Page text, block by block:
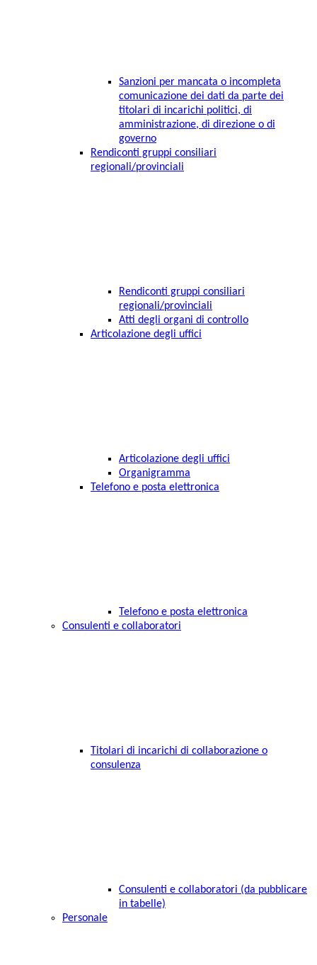
Sanzioni per mancata o incompleta
comunicazione dei dati da parte dei
titolari di incarichi politici, di
amministrazione, di direzione o di
governo
Rendiconti gruppi consiliari
regionali/provinciali
Rendiconti gruppi consiliari
regionali/provinciali
Atti degli organi di controllo
Articolazione degli uffici
Articolazione degli uffici
Organigramma
Telefono e posta elettronica
Telefono e posta elettronica
Consulenti e collaboratori
Titolari di incarichi di collaborazione o
consulenza
Consulenti e collaboratori (da pubblicare
in tabelle)
Personale